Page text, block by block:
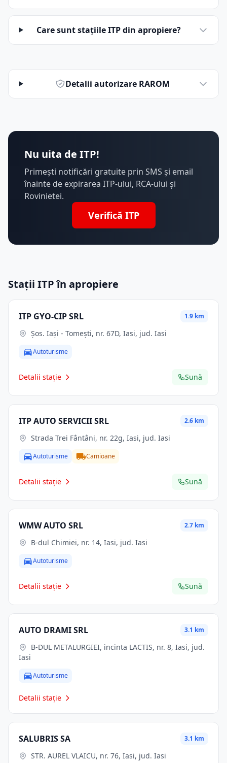
Care sunt stațiile ITP din apropiere?
Detalii autorizare RAROM
Nu uita de ITP!
Primești notificări gratuite prin SMS și email
înainte de expirarea ITP-ului, RCA-ului și
Rovinietei.
Verifică ITP
Stații ITP în apropiere
ITP GYO-CIP SRL 1.9 km
Şos. Iaşi - Tomeşti, nr. 67D, Iasi, jud. Iasi
Autoturisme
Detalii stație Sună
ITP AUTO SERVICII SRL 2.6 km
Strada Trei Fântâni, nr. 22g, Iasi, jud. Iasi
Autoturisme Camioane
Detalii stație Sună
WMW AUTO SRL 2.7 km
B-dul Chimiei, nr. 14, Iasi, jud. Iasi
Autoturisme
Detalii stație Sună
AUTO DRAMI SRL 3.1 km
Iasi
Autoturisme
Detalii stație
SALUBRIS SA 3.1 km
STR. AUREL VLAICU, nr. 76, Iasi, jud. Iasi